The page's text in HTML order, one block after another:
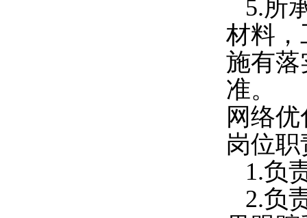
5.所
材料，
施有落
准。
网络
岗位职
1.负
2.负